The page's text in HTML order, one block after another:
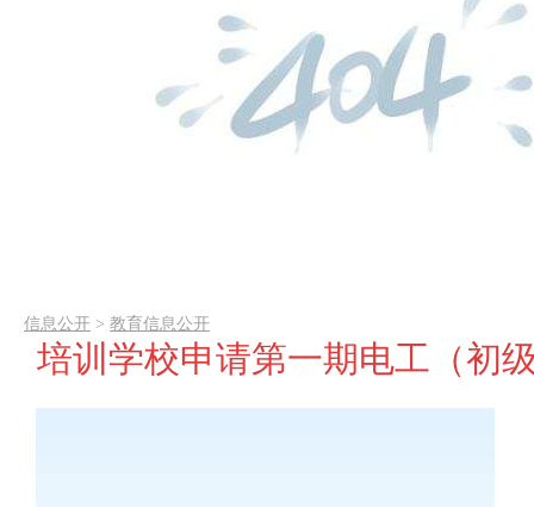
信息公开 > 教育信息公开
培训学校申请第一期电工（初